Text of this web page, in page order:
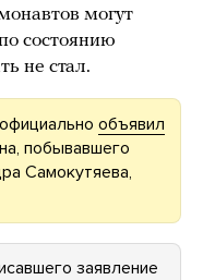
могут
состоянию
не стал.
объявил
побывавшего
Самокутяева,
заявление